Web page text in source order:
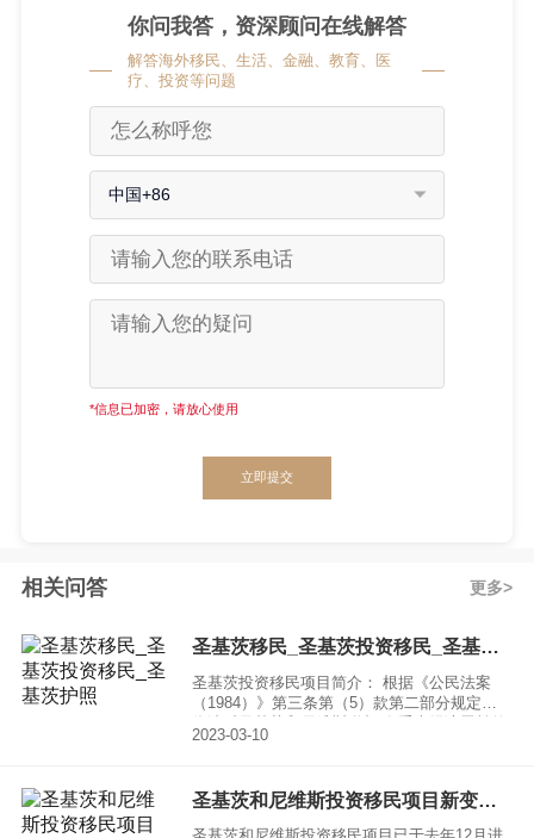
你问我答，资深顾问在线解答
解答海外移民、生活、金融、教育、医
疗、投资等问题
中国+86
*信息已加密，请放心使用
立即提交
相关问答 更多
圣基茨移民_圣基茨投资移民_圣基茨护照
圣基茨投资移民项目简介： 根据《公民法案
（1984）》第三条第（5）款第二部分规定，
外国人授予圣基茨和尼维斯联邦公民权。申请
2023-03-10